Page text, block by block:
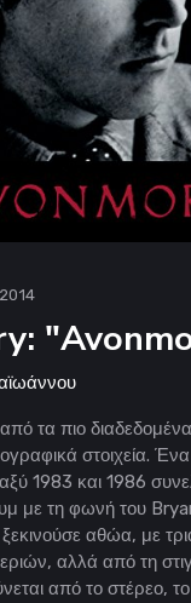
από τα πιο
στοιχεία.
1983 και 1986
με τη φωνή του
αθώα, με
αλλά από τη
από το στέρεο,